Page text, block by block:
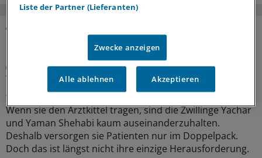
MEHR ZUM THEMA
Traumberuf Arzt: Für die Weiterbildung von
Aleppo nach Osnabrück
Wenn sie den Arztkittel tragen, sind die Zwillinge Yachar
und Yaman Shehabi kaum auseinanderzuhalten.
Deshalb versorgen sie Patienten nur im Doppelpack.
Doch das ist längst nicht ihre einzige Herausforderung.
Liste der Partner (Lieferanten)
Zwecke anzeigen
Alle ablehnen Akzeptieren